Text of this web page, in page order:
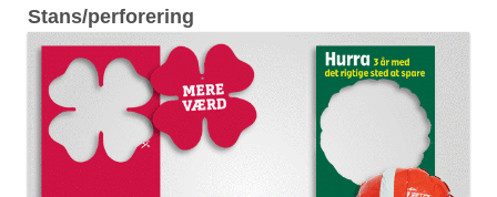
Stans/perforering